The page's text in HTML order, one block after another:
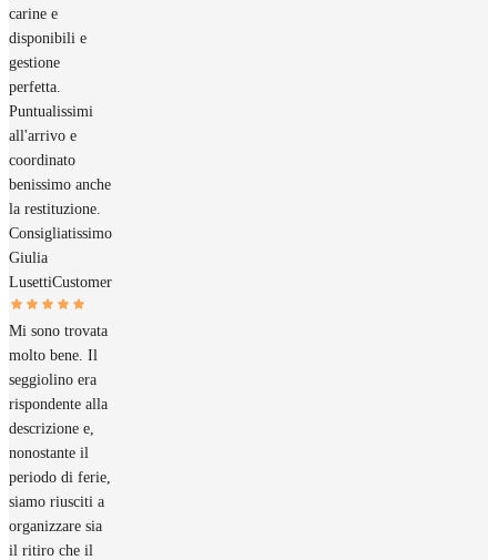
carine e
disponibili e
gestione
perfetta.
Puntualissimi
all'arrivo e
coordinato
benissimo anche
la restituzione.
Consigliatissimo
Giulia
LusettiCustomer
Mi sono trovata
molto bene. Il
seggiolino era
rispondente alla
descrizione e,
nonostante il
periodo di ferie,
siamo riusciti a
organizzare sia
il ritiro che il